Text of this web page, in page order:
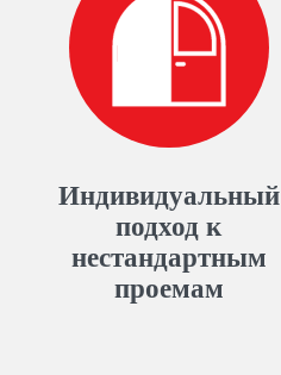
Индивидуальный
подход к
нестандартным
проемам